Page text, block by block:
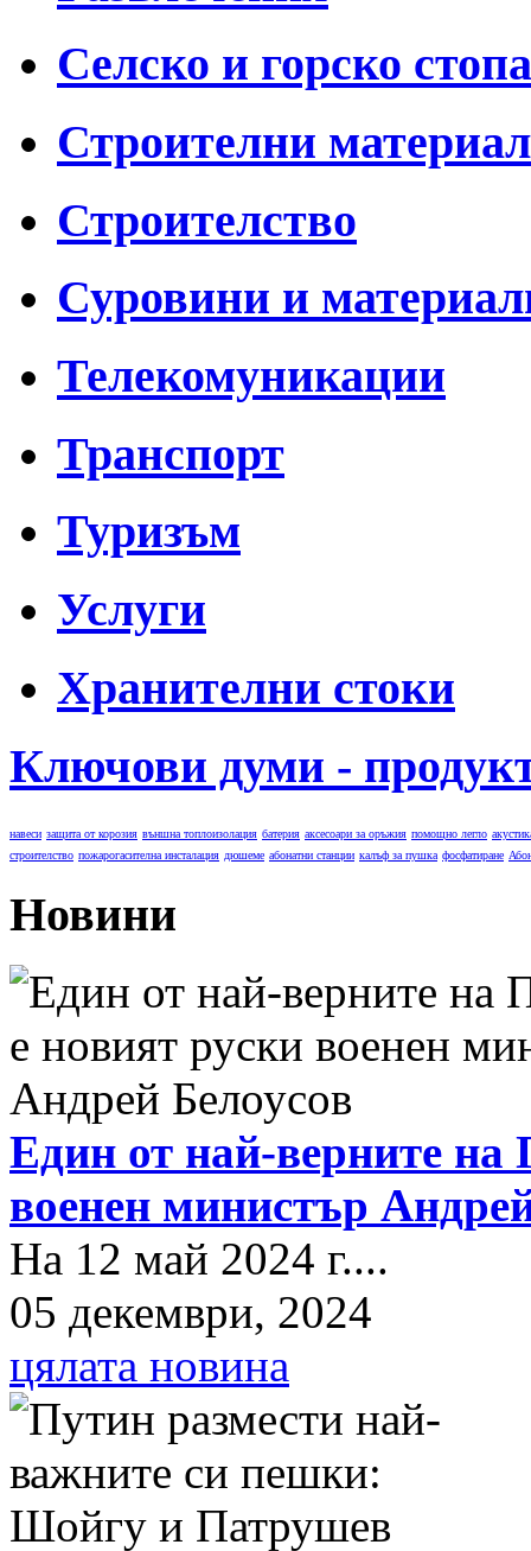
Селско и горско
Строителни
Строителство
Суровини и
Телекомуникации
Транспорт
Туризъм
Услуги
Хранителни стоки
Ключови думи -
навеси защита от корозия външна топлоизолация батерия аксесоари за оръжия помощно легло
строителство пожарогасителна инсталация дюшеме абонатни станции калъф за пушка фосфатиране
Новини
Един от най-верните на
военен министър
На 12 май 2024 г....
05 декември, 2024
цялата новина